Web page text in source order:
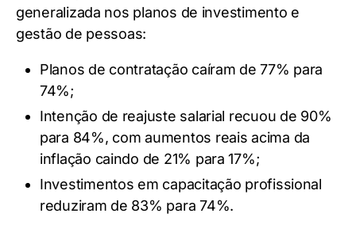
generalizada nos planos de investimento e
gestão de pessoas:
Planos de contratação caíram de 77% para
74%;
Intenção de reajuste salarial recuou de 90%
para 84%, com aumentos reais acima da
inflação caindo de 21% para 17%;
Investimentos em capacitação profissional
reduziram de 83% para 74%.